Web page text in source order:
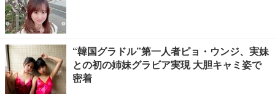
“韓国グラドル”第一人者ピョ・ウンジ、実妹
との初の姉妹グラビア実現 大胆キャミ姿で
密着